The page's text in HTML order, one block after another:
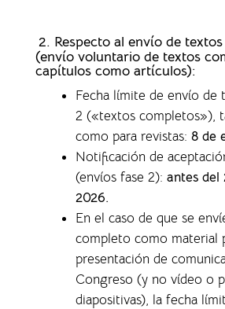
2. Respecto al envío de
(envío voluntario de textos
capítulos como artículos):
Fecha límite de envío de
2 («textos completos»),
como para revistas: 8 de
Notificación de
(envíos fase 2): antes del
2026.
En el caso de que se
completo como material
presentación de
Congreso (y no vídeo o
diapositivas), la fecha